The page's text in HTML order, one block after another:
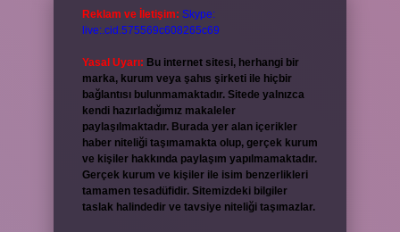
Reklam ve İletişim: Skype:
live:.cid.575569c608265c69
Yasal Uyarı: Bu internet sitesi, herhangi bir
marka, kurum veya şahıs şirketi ile hiçbir
bağlantısı bulunmamaktadır. Sitede yalnızca
kendi hazırladığımız makaleler
paylaşılmaktadır. Burada yer alan içerikler
haber niteliği taşımamakta olup, gerçek kurum
ve kişiler hakkında paylaşım yapılmamaktadır.
Gerçek kurum ve kişiler ile isim benzerlikleri
tamamen tesadüfidir. Sitemizdeki bilgiler
taslak halindedir ve tavsiye niteliği taşımazlar.